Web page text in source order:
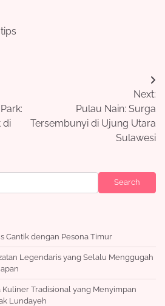
tips
di
Next:
Pulau Nain: Surga
Tersembunyi di Ujung Utara
Sulawesi
Search
Cantik dengan Pesona Timur
Legendaris yang Selalu Menggugah
Kuliner Tradisional yang Menyimpan
Lundayeh